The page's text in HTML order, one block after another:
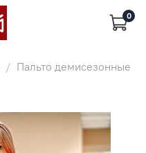
0
Пальто демисезонные